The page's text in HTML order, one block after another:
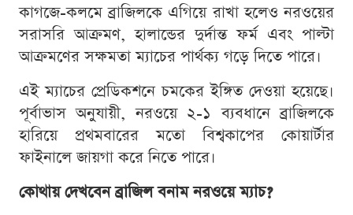
কাগজে-কলমে ব্রাজিলকে এগিয়ে রাখা হলেও নরওয়ের
সরাসরি আক্রমণ, হালান্ডের দুর্দান্ত ফর্ম এবং পাল্টা
আক্রমণের সক্ষমতা ম্যাচের পার্থক্য গড়ে দিতে পারে।
এই ম্যাচের প্রেডিকশনে চমকের ইঙ্গিত দেওয়া হয়েছে।
পূর্বাভাস অনুযায়ী, নরওয়ে ২-১ ব্যবধানে ব্রাজিলকে
হারিয়ে প্রথমবারের মতো বিশ্বকাপের কোয়ার্টার
ফাইনালে জায়গা করে নিতে পারে।
কোথায় দেখবেন ব্রাজিল বনাম নরওয়ে ম্যাচ?